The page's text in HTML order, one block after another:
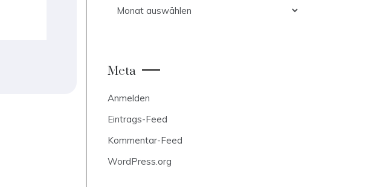
Meta
Anmelden
Eintrags-Feed
Kommentar-Feed
WordPress.org